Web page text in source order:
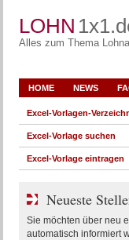
LOHN
Alles zum Thema
HOME NEWS
Excel-Vorlagen-
Excel-Vorlage suchen
Excel-Vorlage eintragen
Neueste
Sie möchten über neu
automatisch informiert